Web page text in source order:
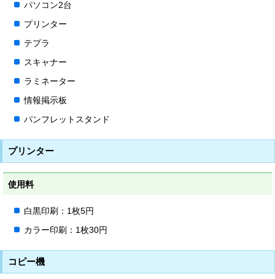
パソコン2台
プリンター
テプラ
スキャナー
ラミネーター
情報掲示板
パンフレットスタンド
プリンター
使用料
白黒印刷：1枚5円
カラー印刷：1枚30円
コピー機